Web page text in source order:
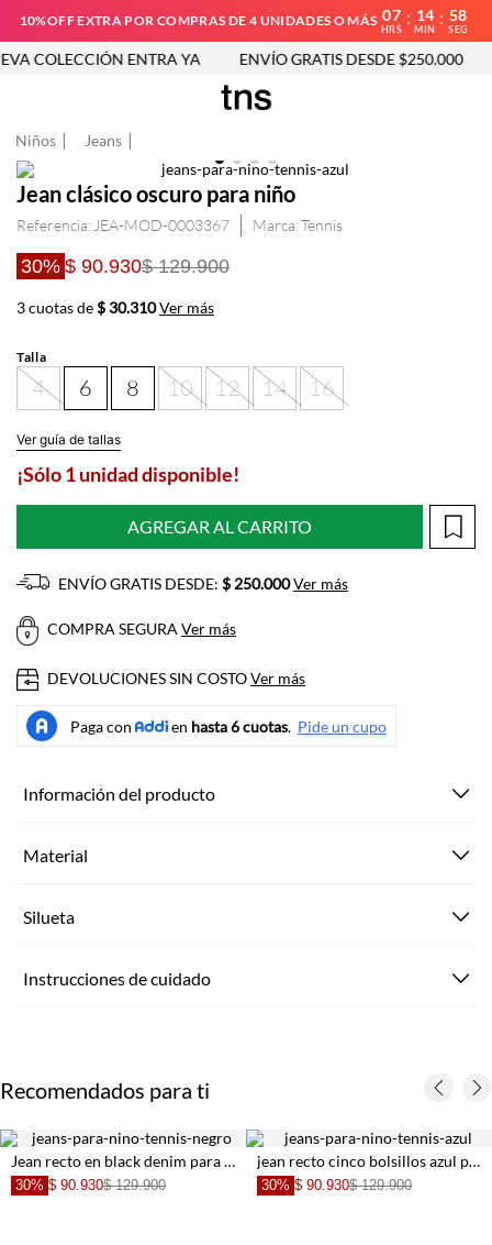
10%OFF EXTRA POR COMPRAS DE 4 UNIDADES O MÁS 07
HRS
: 14
MIN
: 58
SEG
COLECCIÓN ENTRA YA ENVÍO GRATIS DESDE $250.000
Niños Jeans
Jean clásico oscuro para niño
Referencia: JEA-MOD-0003367 Tennis
30% $ 90.930$ 129.900
3 cuotas de$ 30.310Ver más
Talla
4 6 8 10 12 14 16
Ver guía de tallas
¡Sólo 1 unidad disponible!
AGREGAR AL CARRITO
ENVÍO GRATIS DESDE: $ 250.000Ver más
COMPRA SEGURA Ver más
DEVOLUCIONES SIN COSTOVer más
Información del producto
Material
Silueta
Instrucciones de cuidado
Recomendados para ti
Jean recto en black denim para niño
30% $ 90.930$ 129.900
jean recto cinco bolsillos azul para niño de ajuste cómodo de silueta ajustada
30% $ 90.930$ 129.900